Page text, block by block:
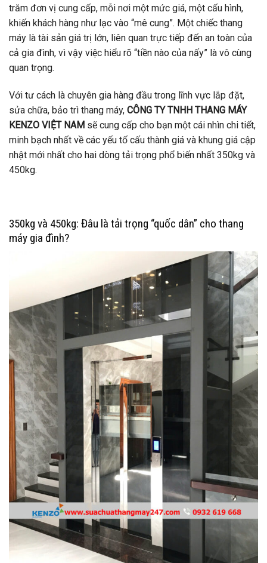
trăm đơn vị cung cấp, mỗi nơi một mức giá, một cấu hình,
khiến khách hàng như lạc vào “mê cung”. Một chiếc thang
máy là tài sản giá trị lớn, liên quan trực tiếp đến an toàn của
cả gia đình, vì vậy việc hiểu rõ “tiền nào của nấy” là vô cùng
quan trọng.
Với tư cách là chuyên gia hàng đầu trong lĩnh vực lắp đặt,
sửa chữa, bảo trì thang máy, CÔNG TY TNHH THANG MÁY
KENZO VIỆT NAM sẽ cung cấp cho bạn một cái nhìn chi tiết,
minh bạch nhất về các yếu tố cấu thành giá và khung giá cập
nhật mới nhất cho hai dòng tải trọng phổ biến nhất 350kg và
450kg.
350kg và 450kg: Đâu là tải trọng “quốc dân” cho thang
máy gia đình?